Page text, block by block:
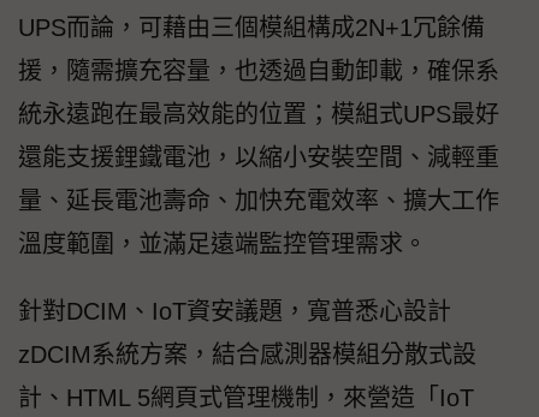
UPS而論，可藉由三個模組構成2N+1冗餘備
援，隨需擴充容量，也透過自動卸載，確保系
統永遠跑在最高效能的位置；模組式UPS最好
還能支援鋰鐵電池，以縮小安裝空間、減輕重
量、延長電池壽命、加快充電效率、擴大工作
溫度範圍，並滿足遠端監控管理需求。
針對DCIM、IoT資安議題，寬普悉心設計
zDCIM系統方案，結合感測器模組分散式設
計、HTML 5網頁式管理機制，來營造「IoT